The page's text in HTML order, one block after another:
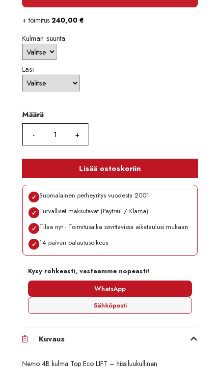
+ toimitus 240,00 €
Kulman suunta
Lasi
Määrä
Määrä
Lisää ostoskoriin
✓ Suomalainen perheyritys vuodesta 2001
✓ Turvalliset maksutavat (Paytrail / Klarna)
✓ Tilaa nyt - Toimitusaika sovittavissa aikataulusi mukaan
✓ 14 päivän palautusoikeus
Kysy rohkeasti, vastaamme nopeasti!
WhatsApp
Sähköposti
Kuvaus
Nemo 4B kulma Top Eco LIFT – hissiluukullinen